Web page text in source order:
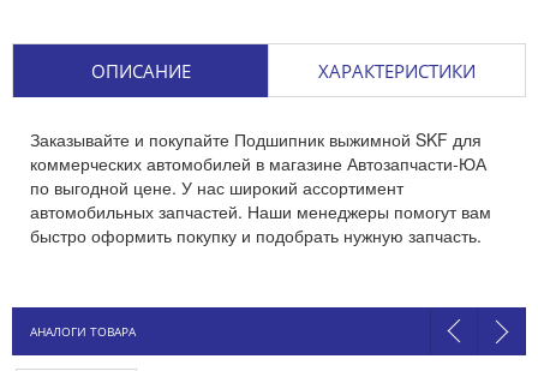
ОПИСАНИЕ ХАРАКТЕРИСТИКИ
Заказывайте и покупайте Подшипник выжимной SKF для
коммерческих автомобилей в магазине Автозапчасти-ЮА
по выгодной цене. У нас широкий ассортимент
автомобильных запчастей. Наши менеджеры помогут вам
быстро оформить покупку и подобрать нужную запчасть.
АНАЛОГИ ТОВАРА